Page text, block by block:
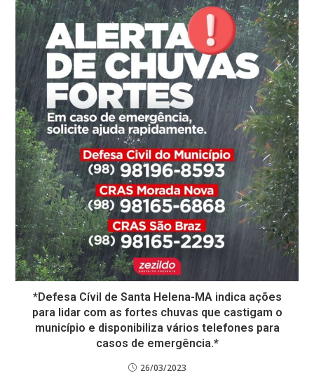
*Defesa Cívil de Santa Helena-MA indica ações
para lidar com as fortes chuvas que castigam o
município e disponibiliza vários telefones para
casos de emergência.*
26/03/2023